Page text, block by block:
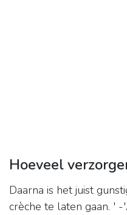
Hoeveel
Daarna is het juist
crèche te laten gaan. '